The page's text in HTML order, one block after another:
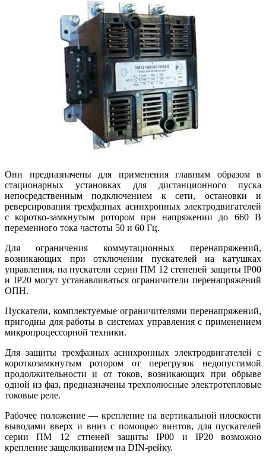
Они предназначены для применения главным образом в
стационарных установках для дистанционного пуска
непосредственным подключением к сети, остановки и
реверсирования трехфазных асинхронных электродвигателей
с коротко-замкнутым ротором при напряжении до 660 В
переменного тока частоты 50 и 60 Гц.
Для ограничения коммутационных перенапряжений,
возникающих при отключении пускателей на катушках
управления, на пускатели серии ПМ 12 степеней защиты IP00
и IP20 могут устанавливаться ограничители перенапряжений
ОПН.
Пускатели, комплектуемые ограничителями перенапряжений,
пригодны для работы в системах управления с применением
микропроцессорной техники.
Для защиты трехфазных асинхронных электродвигателей с
короткозамкнутым ротором от перегрузок недопустимой
продолжительности и от токов, возникающих при обрыве
одной из фаз, предназначены трехполюсные электротепловые
токовые реле.
Рабочее положение — крепление на вертикальной плоскости
выводами вверх и вниз с помощью винтов, для пускателей
серии ПМ 12 стпеней защиты IP00 и IP20 возможно
крепление защелкиванием на DIN-рейку.